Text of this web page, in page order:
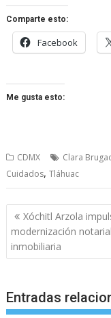
Comparte esto:
Facebook
Me gusta esto:
CDMX Clara
Cuidados,Tláhuac
Navegación
de
entradas
Xóchitl Arzola
modernización
inmobiliaria
Entradas